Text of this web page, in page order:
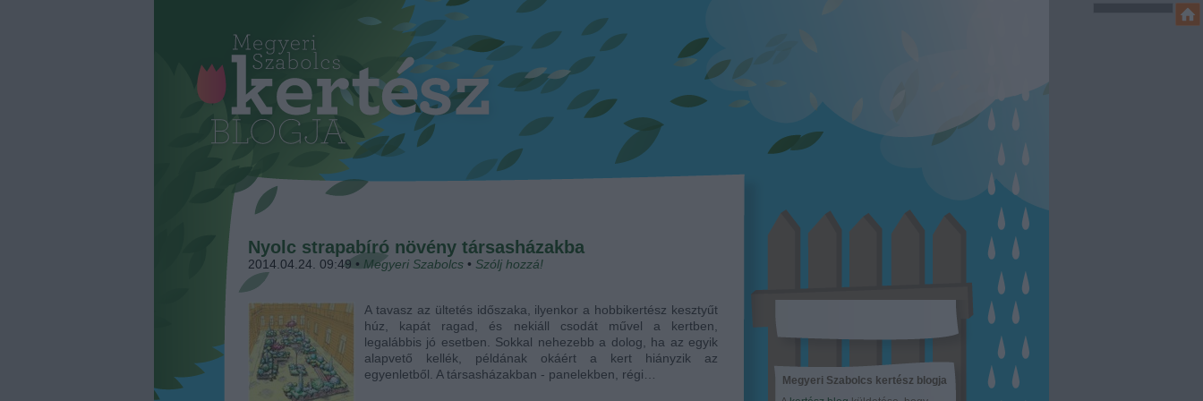
Nyolc strapabíró növény társasházakba
2014.04.24. 09:49 • Megyeri Szabolcs • Szólj hozzá!
A tavasz az ültetés időszaka, ilyenkor a hobbikertész kesztyűt
húz, kapát ragad, és nekiáll csodát művel a kertben,
legalábbis jó esetben. Sokkal nehezebb a dolog, ha az egyik
alapvető kellék, példának okáért a kert hiányzik az
egyenletből. A társasházakban - panelekben, régi…
Megyeri Szabolcs kertész blogja